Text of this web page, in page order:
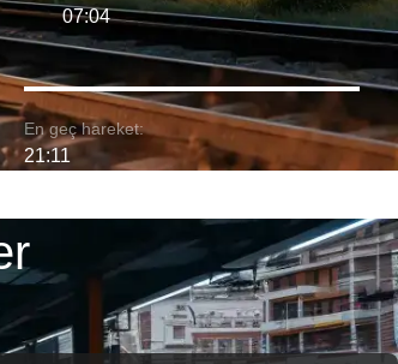
07:04
En geç hareket:
21:11